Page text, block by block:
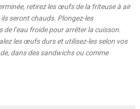
retirez les œufs de la friteuse à air
seront chauds. Plongez-les
l’eau froide pour arrêter la cuisson.
les œufs durs et utilisez-les selon vos
dans des sandwichs ou comme